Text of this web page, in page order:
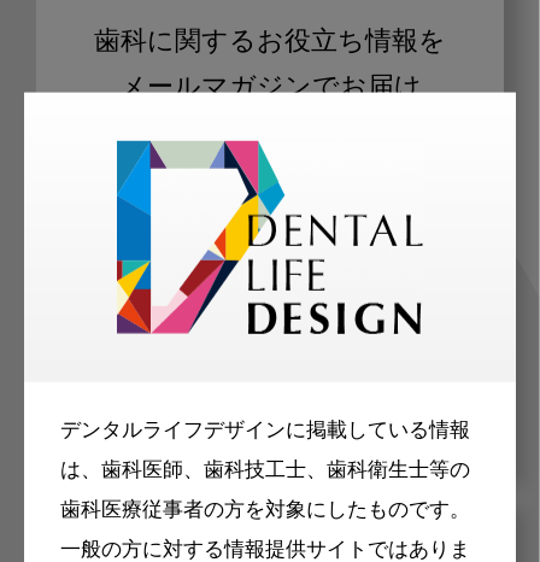
デンタルライフデザインに掲載している情報
は、歯科医師、歯科技工士、歯科衛生士等の
歯科医療従事者の方を対象にしたものです。
一般の方に対する情報提供サイトではありま
歯科に関するお役立ち情報を
メールマガジンでお届け
ご登録いただいた職種（歯科医師、歯
科衛生士、歯科技工士）に合わせた内
容のメールマガジンをお届けします。